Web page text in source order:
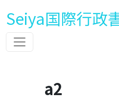
Seiya国際行政
a2